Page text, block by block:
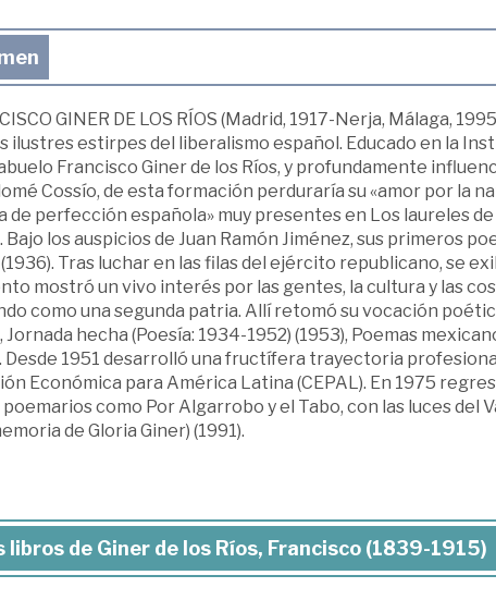
GINER DE LOS RÍOS (Madrid, 1917-Nerja, Málaga,
ilustres estirpes del liberalismo español. Educado en la
Francisco Giner de los Ríos, y profundamente
Cossío, de esta formación perduraría su «amor por la
de perfección española» muy presentes en Los laureles
Bajo los auspicios de Juan Ramón Jiménez, sus primeros
Tras luchar en las filas del ejército republicano, se
mostró un vivo interés por las gentes, la cultura y las
como una segunda patria. Allí retomó su vocación
Jornada hecha (Poesía: 1934-1952) (1953), Poemas
Desde 1951 desarrolló una fructífera trayectoria
Económica para América Latina (CEPAL). En 1975
como Por Algarrobo y el Tabo, con las luces del
de Gloria Giner) (1991).
libros de Giner de los Ríos, Francisco (1839-1915)